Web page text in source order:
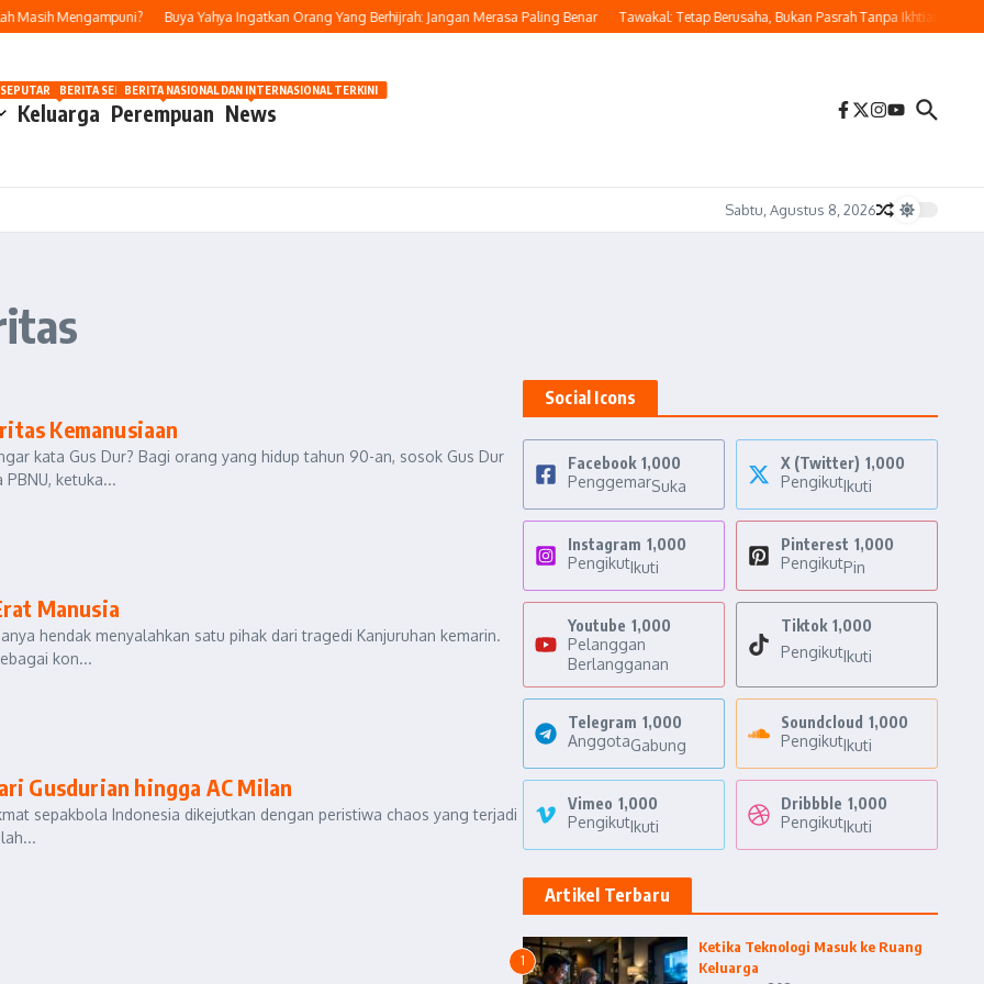
Mengampuni? Buya Yahya Ingatkan Orang Yang Berhijrah: Jangan Merasa Paling Benar Tawakal: Tetap Berusaha, Bukan Pasrah Tanpa Ikhtiar
Keluarga
OTOMOTIF HARI INI
Perempuan
BERITA SEPUTAR KECANTIKAN WANITA
News
BERITA NASIONAL DAN INTERNASIONAL TERKINI
Sabtu, Agustus 8, 2026
Kemanusiaan
kata Gus Dur? Bagi orang yang hidup tahun 90-an, sosok Gus Dur
ketuka...
Manusia
hendak menyalahkan satu pihak dari tragedi Kanjuruhan kemarin.
kon...
Gusdurian hingga AC Milan
sepakbola Indonesia dikejutkan dengan peristiwa chaos yang terjadi
Social Icons
Facebook 1,000
PenggemarSuka
X (Twitter) 1,000
PengikutIkuti
Instagram 1,000
PengikutIkuti
Pinterest 1,000
PengikutPin
Youtube 1,000
Pelanggan
Berlangganan
Tiktok 1,000
PengikutIkuti
Telegram 1,000
AnggotaGabung
Soundcloud 1,000
PengikutIkuti
Vimeo 1,000
PengikutIkuti
Dribbble 1,000
PengikutIkuti
Artikel Terbaru
1
Ketika Teknologi Masuk ke Ruang
Keluarga